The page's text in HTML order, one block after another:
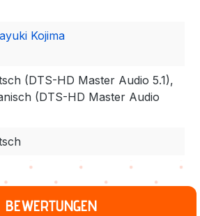
Kojima
(DTS-HD Master Audio 5.1),
(DTS-HD Master Audio
BEWERTUNGEN